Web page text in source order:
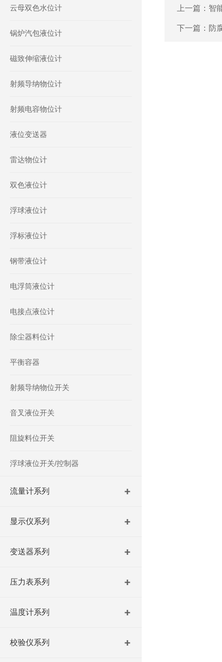
云母双色水位计
锅炉汽包液位计
磁致伸缩液位计
射频导纳物位计
射频电容物位计
液位变送器
雷达物位计
双色液位计
浮球液位计
浮标液位计
钢带液位计
电浮筒液位计
电接点液位计
除尘器料位计
平衡容器
射频导纳物位开关
音叉液位开关
阻旋料位开关
浮球液位开关/控制器
流量计系列
显示仪系列
变送器系列
压力表系列
温度计系列
校验仪系列
上一篇： 智
下一篇： 防